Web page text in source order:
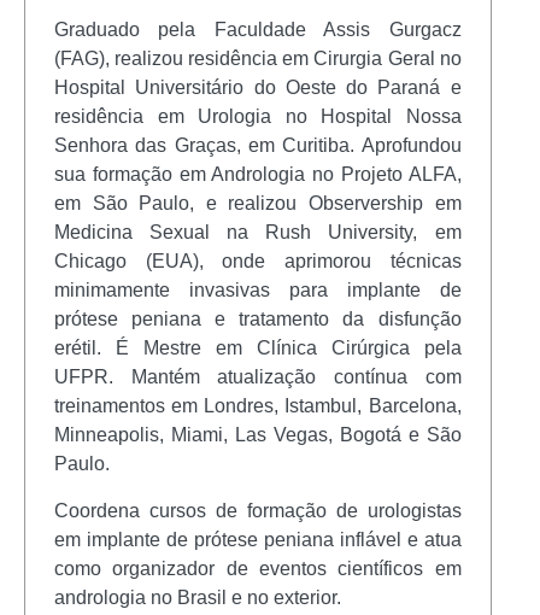
Graduado pela Faculdade Assis Gurgacz
(FAG), realizou residência em Cirurgia Geral no
Hospital Universitário do Oeste do Paraná e
residência em Urologia no Hospital Nossa
Senhora das Graças, em Curitiba. Aprofundou
sua formação em Andrologia no Projeto ALFA,
em São Paulo, e realizou Observership em
Medicina Sexual na Rush University, em
Chicago (EUA), onde aprimorou técnicas
minimamente invasivas para implante de
prótese peniana e tratamento da disfunção
erétil. É Mestre em Clínica Cirúrgica pela
UFPR. Mantém atualização contínua com
treinamentos em Londres, Istambul, Barcelona,
Minneapolis, Miami, Las Vegas, Bogotá e São
Paulo.
Coordena cursos de formação de urologistas
em implante de prótese peniana inflável e atua
como organizador de eventos científicos em
andrologia no Brasil e no exterior.